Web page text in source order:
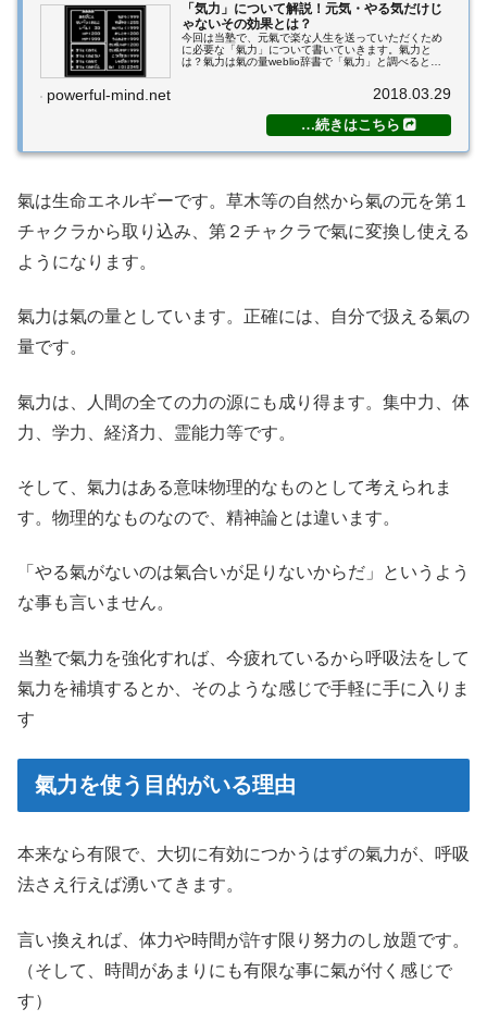
「気力」について解説！元気・やる気だけじ
ゃないその効果とは？
今回は当塾で、元氣で楽な人生を送っていただくため
に必要な「氣力」について書いていきます。氣力と
は？氣力は氣の量weblio辞書で「氣力」と調べると、
powerful-mind.net 2018.03.29
氣は生命エネルギーです。草木等の自然から氣の元を第１
チャクラから取り込み、第２チャクラで氣に変換し使える
ようになります。
氣力は氣の量としています。正確には、自分で扱える氣の
量です。
氣力は、人間の全ての力の源にも成り得ます。集中力、体
力、学力、経済力、霊能力等です。
そして、氣力はある意味物理的なものとして考えられま
す。物理的なものなので、精神論とは違います。
「やる氣がないのは氣合いが足りないからだ」というよう
な事も言いません。
当塾で氣力を強化すれば、今疲れているから呼吸法をして
氣力を補填するとか、そのような感じで手軽に手に入りま
す
氣力を使う目的がいる理由
本来なら有限で、大切に有効につかうはずの氣力が、呼吸
法さえ行えば湧いてきます。
言い換えれば、体力や時間が許す限り努力のし放題です。
（そして、時間があまりにも有限な事に氣が付く感じで
す）